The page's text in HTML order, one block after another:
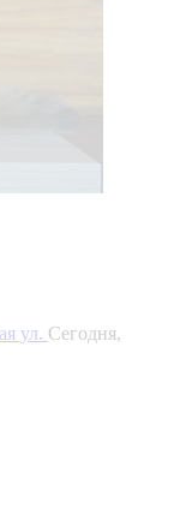
ул. Сегодня,